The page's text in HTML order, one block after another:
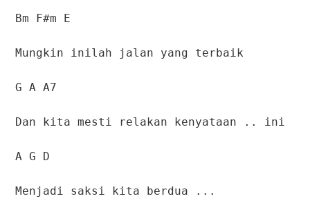
Bm F#m E
Mungkin inilah jalan yang terbaik
G A A7
Dan kita mesti relakan kenyataan .. ini
A G D
Menjadi saksi kita berdua ...